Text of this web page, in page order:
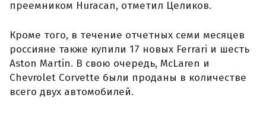
преемником Huracan, отметил Целиков.
Кроме того, в течение отчетных семи месяцев
россияне также купили 17 новых Ferrari и шесть
Aston Martin. В свою очередь, McLaren и
Chevrolet Corvette были проданы в количестве
всего двух автомобилей.